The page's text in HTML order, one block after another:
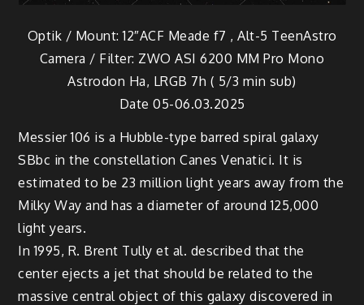
Optik / Mount: 12″ACF Meade f7 , Alt-5 TeenAstro
Camera / Filter: ZWO ASI 6200 MM Pro Mono
Astrodon Ha, LRGB 7h ( 5/3 min sub)
Date 05-06.03.2025
Messier 106 is a Hubble-type barred spiral galaxy
SBbc in the constellation Canes Venatici. It is
estimated to be 23 million light years away from the
Milky Way and has a diameter of around 125,000
light years.
In 1995, R. Brent Tully et al. described that the
center ejects a jet that should be related to the
massive central object of this galaxy discovered in